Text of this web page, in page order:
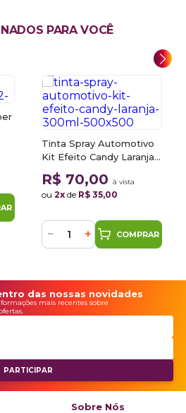
PARA VOCÊ
Tinta Spray Automotivo
Kit Efeito Candy Laranja
300ml
R$ 70,00 à vista
ou 2x de R$ 35,00
− + COMPRAR
das nossas novidades
mais recentes sobre
Sobre Nós